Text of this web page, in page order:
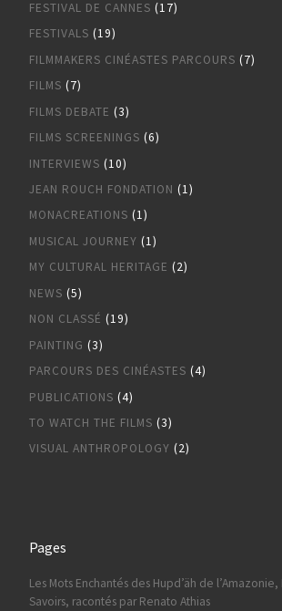
FESTIVAL DE CANNES (17)
FESTIVALS (19)
FILMMAKERS CINÉASTES PARCOURS (7)
FILMS (7)
FILMS DEBATE (3)
FILMS SCREENINGS (6)
INTERVIEWS (10)
JEAN ROUCH FONDATION (1)
MONACREATIONS (1)
MUSICAL JOURNEY (1)
MY CULTURAL HERITAGE (2)
NEWS (5)
NON CLASSÉ (19)
PAINTING (3)
PARCOURS DES CINÉASTES (4)
PUBLICATIONS (4)
TO WATCH THE FILMS (3)
VISUAL ANTHROPOLOGY (2)
Pages
Les Mots Enchantés des Hupd’äh de
Savoirs, racontés par Renato Athias